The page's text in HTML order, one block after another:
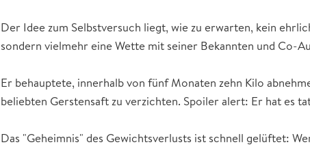
Der Idee zum Selbstversuch liegt, wie zu erwarten, kein
sondern vielmehr eine Wette mit seiner Bekannten und Co-
Er behauptete, innerhalb von fünf Monaten zehn Kilo
beliebten Gerstensaft zu verzichten. Spoiler alert: Er hat es
Das "Geheimnis" des Gewichtsverlusts ist schnell gelüftet: